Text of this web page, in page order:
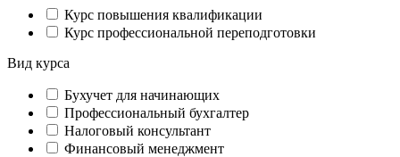
Курс повышения квалификации
Курс профессиональной переподготовки
Вид курса
Бухучет для начинающих
Профессиональный бухгалтер
Налоговый консультант
Финансовый менеджмент